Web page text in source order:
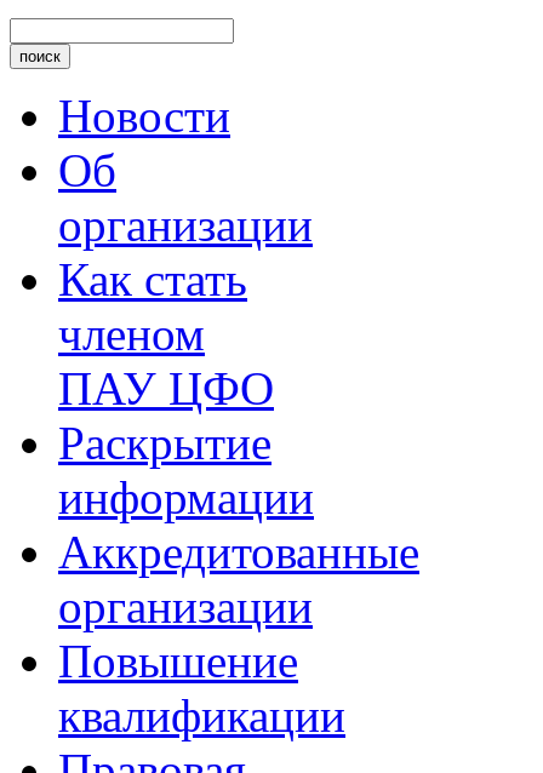
Новости
Об
организации
Как стать
членом
ПАУ ЦФО
Раскрытие
информации
Аккредитованные
организации
Повышение
квалификации